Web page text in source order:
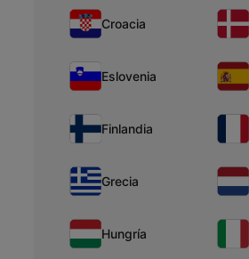
Croacia
Eslovenia
Finlandia
Grecia
Hungría